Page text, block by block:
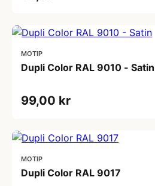
MOTIP
Dupli Color RAL 9010 - Satin
99,00 kr
MOTIP
Dupli Color RAL 9017